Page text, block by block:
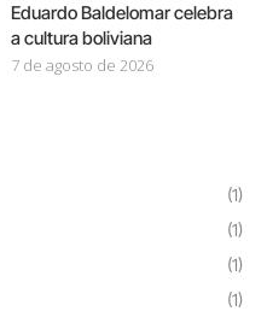
Eduardo Baldelomar celebra
a cultura boliviana
7 de agosto de 2026
(1)
(1)
(1)
(1)